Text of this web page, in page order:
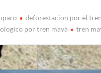
deforestacion por el
por tren maya
tren